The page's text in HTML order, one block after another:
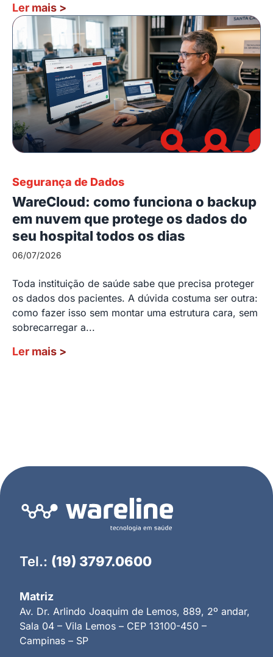
Ler mais >
Segurança de Dados
WareCloud: como funciona o backup
em nuvem que protege os dados do
seu hospital todos os dias
06/07/2026
Toda instituição de saúde sabe que precisa proteger
os dados dos pacientes. A dúvida costuma ser outra:
como fazer isso sem montar uma estrutura cara, sem
sobrecarregar a...
Ler mais >
Tel.: (19) 3797.0600
Matriz
Av. Dr. Arlindo Joaquim de Lemos, 889, 2º andar,
Sala 04 – Vila Lemos – CEP 13100-450 –
Campinas – SP